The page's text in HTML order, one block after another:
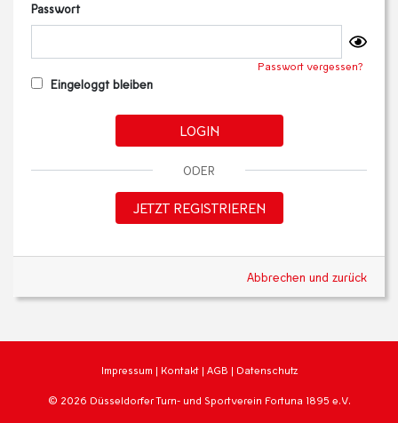
Passwort
Passwort vergessen?
Eingeloggt bleiben
LOGIN
ODER
JETZT REGISTRIEREN
Abbrechen und zurück
Impressum | Kontakt | AGB | Datenschutz
© 2026 Düsseldorfer Turn- und Sportverein Fortuna 1895 e.V.